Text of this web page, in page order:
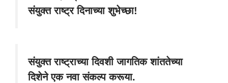
संयुक्त राष्ट्र दिनाच्या शुभेच्छा!
संयुक्त राष्ट्राच्या दिवशी जागतिक शांततेच्या
दिशेने एक नवा संकल्प करूया.